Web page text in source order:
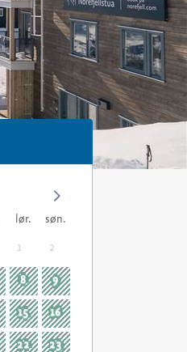
lør. søn.
1 2
8 9
15 16
22 23